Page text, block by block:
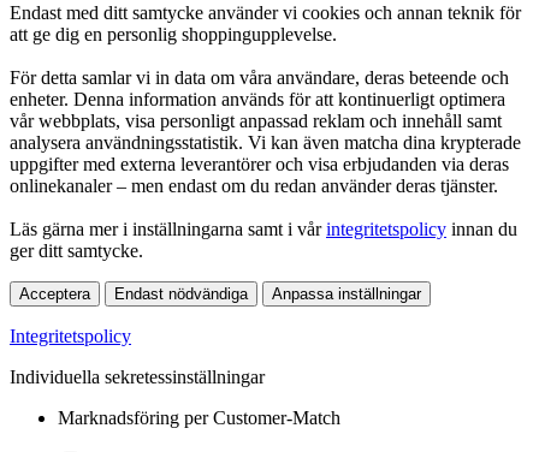
Endast med ditt samtycke använder vi cookies och annan teknik för
att ge dig en personlig shoppingupplevelse.
För detta samlar vi in data om våra användare, deras beteende och
enheter. Denna information används för att kontinuerligt optimera
vår webbplats, visa personligt anpassad reklam och innehåll samt
analysera användningsstatistik. Vi kan även matcha dina krypterade
uppgifter med externa leverantörer och visa erbjudanden via deras
onlinekanaler – men endast om du redan använder deras tjänster.
Läs gärna mer i inställningarna samt i vårintegritetspolicy innan du
ger ditt samtycke.
Acceptera Endast nödvändiga Anpassa inställningar
Integritetspolicy
Individuella sekretessinställningar
Marknadsföring per Customer-Match